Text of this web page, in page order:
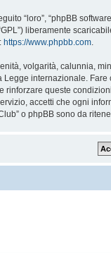
“loro”, “phpBB
liberamente
https://www.phpbb.com.
volgarità, calunnia,
Legge internazionale.
queste
accetti che ogni
o phpBB sono da